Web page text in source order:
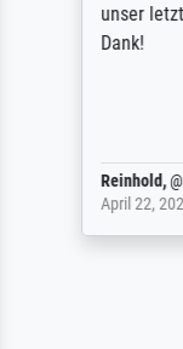
unser
Dank!
Reinhold,@
April 22,